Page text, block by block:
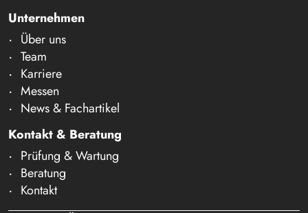
Unternehmen
Über uns
Team
Karriere
Messen
News & Fachartikel
Kontakt & Beratung
Prüfung & Wartung
Beratung
Kontakt